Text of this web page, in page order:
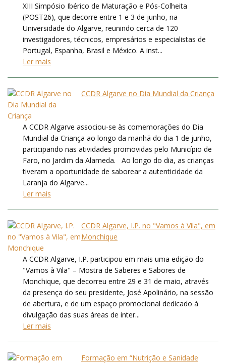
XIII Simpósio Ibérico de Maturação e Pós-Colheita
(POST26), que decorre entre 1 e 3 de junho, na
Universidade do Algarve, reunindo cerca de 120
investigadores, técnicos, empresários e especialistas de
Portugal, Espanha, Brasil e México. A inst...
Ler mais
CCDR Algarve no Dia Mundial da Criança
A CCDR Algarve associou-se às comemorações do Dia
Mundial da Criança ao longo da manhã do dia 1 de junho,
participando nas atividades promovidas pelo Município de
Faro, no Jardim da Alameda. Ao longo do dia, as crianças
tiveram a oportunidade de saborear a autenticidade da
Laranja do Algarve...
Ler mais
CCDR Algarve, I.P. no "Vamos à Vila", em
Monchique
A CCDR Algarve, I.P. participou em mais uma edição do
"Vamos à Vila" – Mostra de Saberes e Sabores de
Monchique, que decorreu entre 29 e 31 de maio, através
da presença do seu presidente, José Apolinário, na sessão
de abertura, e de um espaço promocional dedicado à
divulgação das suas áreas de inter...
Ler mais
Formação em “Nutrição e Sanidade